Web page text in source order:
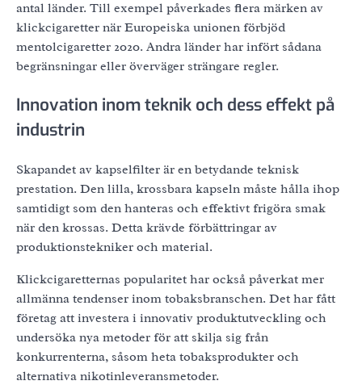
antal länder. Till exempel påverkades flera märken av
klickcigaretter när Europeiska unionen förbjöd
mentolcigaretter 2020. Andra länder har infört sådana
begränsningar eller överväger strängare regler.
Innovation inom teknik och dess effekt på
industrin
Skapandet av kapselfilter är en betydande teknisk
prestation. Den lilla, krossbara kapseln måste hålla ihop
samtidigt som den hanteras och effektivt frigöra smak
när den krossas. Detta krävde förbättringar av
produktionstekniker och material.
Klickcigaretternas popularitet har också påverkat mer
allmänna tendenser inom tobaksbranschen. Det har fått
företag att investera i innovativ produktutveckling och
undersöka nya metoder för att skilja sig från
konkurrenterna, såsom heta tobaksprodukter och
alternativa nikotinleveransmetoder.